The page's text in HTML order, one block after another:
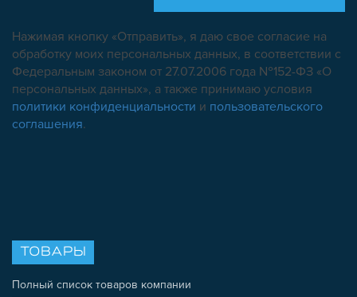
Нажимая кнопку «Отправить», я даю свое согласие на
обработку моих персональных данных, в соответствии с
Федеральным законом от 27.07.2006 года №152-ФЗ «О
персональных данных», а также принимаю условия
политики конфиденциальности и пользовательского
соглашения.
ТОВАРЫ
Полный список товаров компании